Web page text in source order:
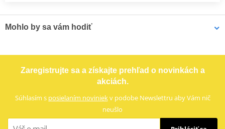
Mohlo by sa vám hodiť
Zaregistrujte sa a získajte prehľad o novinkách a
akciách.
Súhlasím s posielaním noviniekv podobe Newslettru aby Vám nič
neušlo